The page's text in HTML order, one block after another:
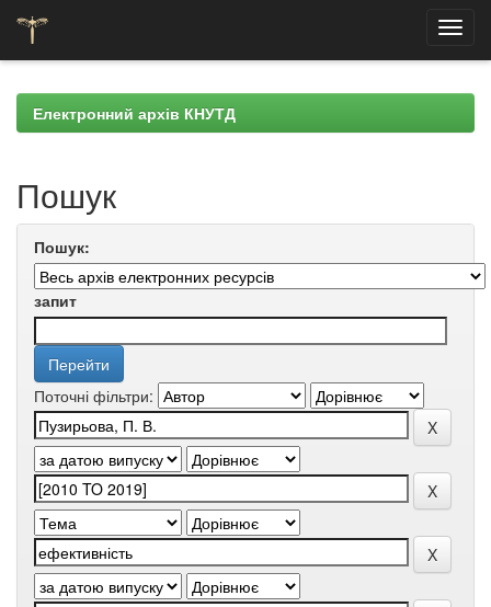
navigationЕлектронний архів КНУТД
Пошук
Пошук:
запит
Поточні фільтри: